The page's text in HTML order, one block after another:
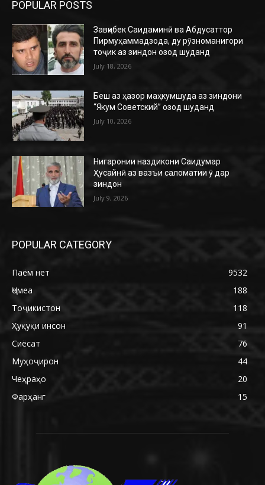
POPULAR POSTS
Завқибек Саидаминӣ ва Абдусаттор
Пирмуҳаммадзода, ду рӯзноманигори
тоҷик аз зиндон озод шуданд
July 18, 2026
Беш аз ҳазор маҳкумшуда аз зиндони
“Якум Советский” озод шуданд
July 10, 2026
Нигаронии наздикони Саидумар
Ҳусайнӣ аз вазъи саломатии ӯ дар
зиндон
July 9, 2026
POPULAR CATEGORY
Паём нет
9532
Ҷомеа
188
Тоҷикистон
118
Ҳуқуқи инсон
91
Сиёсат
76
Муҳоҷирон
44
Чеҳраҳо
20
Фарҳанг
15